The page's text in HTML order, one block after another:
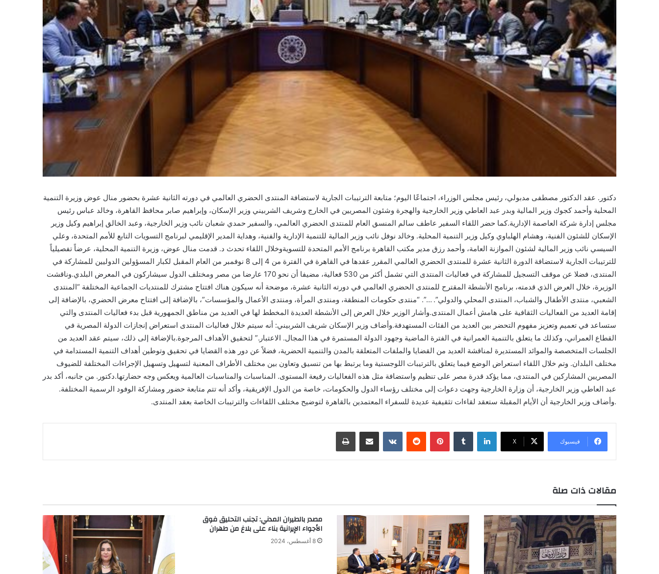
دكتور. عقد الدكتور مصطفى مدبولي، رئيس مجلس الوزراء، اجتماعًا اليوم؛ متابعة الترتيبات الجارية لاستضافة المنتدى الحضري العالمي في دورته الثانية عشرة بحضور منال عوض وزيرة التنمية
المحلية وأحمد كجوك وزير المالية وبدر عبد العاطي وزير الخارجية والهجرة وشئون المصريين في الخارج وشريف الشربيني وزير الإسكان، وإبراهيم صابر محافظ القاهرة، وخالد عباس رئيس
مجلس إدارة شركة العاصمة الإدارية.كما حضر اللقاء السفير عاطف سالم المنسق العام للمنتدى الحضري العالمي، والسفير حمدي شعبان نائب وزير الخارجية، وعبد الخالق إبراهيم وكيل وزير
الإسكان للشئون الفنية، وهشام الهلباوي وكيل وزير التنمية المحلية. وخالد نوفل نائب وزير المالية للتنمية الإدارية والفنية، وهداية المدير الإقليمي لبرنامج التسويات التابع للأمم المتحدة، وعلي
السيسي نائب وزير المالية لشئون الموازنة العامة، وأحمد رزق مدير مكتب القاهرة برنامج الأمم المتحدة للتسويةوخلال اللقاء تحدث د. قدمت منال عوض، وزيرة التنمية المحلية، عرضاً تفصيلياً
للترتيبات الجارية لاستضافة الدورة الثانية عشرة للمنتدى الحضري العالمي المقرر عقدها في القاهرة في الفترة من 4 إلى 8 نوفمبر من العام المقبل لكبار المسؤولين الدوليين للمشاركة في
المنتدى، فضلا عن موقف التسجيل للمشاركة في فعاليات المنتدى التي تشمل أكثر من 530 فعالية، مضيفا أن نحو 170 عارضا من مصر ومختلف الدول سيشاركون في المعرض البلدي.وناقشت
الوزيرة، خلال العرض الذي قدمته، برنامج الأنشطة المقترح للمنتدى الحضري العالمي في دورته الثانية عشرة، موضحة أنه سيكون هناك افتتاح مشترك للمنتديات الجماعية المختلفة “المنتدى
الشعبي، منتدى الأطفال والشباب، المنتدى المحلي والدولي”. …”. “منتدى حكومات المنطقة، ومنتدى المرأة، ومنتدى الأعمال والمؤسسات”، بالإضافة إلى افتتاح معرض الحضري، بالإضافة إلى
إقامة العديد من الفعاليات الثقافية على هامش أعمال المنتدى.وأشار الوزير خلال العرض إلى الأنشطة العديدة المخطط لها في العديد من مناطق الجمهورية قبل بدء فعاليات المنتدى والتي
ستساعد في تعميم وتعزيز مفهوم التحضر بين العديد من الفئات المستهدفة.وأضاف وزير الإسكان شريف الشربيني: أنه سيتم خلال فعاليات المنتدى استعراض إنجازات الدولة المصرية في
القطاع العمراني، وكذلك ما يتعلق بالتنمية العمرانية في الفترة الماضية وجهود الدولة المستمرة في هذا المجال. الاعتبار.” لتحقيق الأهداف المرجوة.بالإضافة إلى ذلك، سيتم عقد العديد من
الجلسات المتخصصة والموائد المستديرة لمناقشة العديد من القضايا والملفات المتعلقة بالمدن والتنمية الحضرية، فضلاً عن دور هذه القضايا في تحقيق وتوطين أهداف التنمية المستدامة في
مختلف البلدان. وتم خلال اللقاء استعراض الوضع فيما يتعلق بالترتيبات اللوجستية وما يرتبط بها من تنسيق وتعاون بين مختلف الأطراف المعنية لتسهيل وتسهيل الإجراءات المختلفة للضيوف
المصريين المشاركين في المنتدى، مما يؤكد قدرة مصر على تنظيم واستضافة مثل هذه الفعاليات رفيعة المستوى. المناسبات والمناسبات العالمية ويعكس وجه حضارتها.دكتور. من جانبه، أكد بدر
عبد العاطي وزير الخارجية، أن وزارة الخارجية وجهت دعوات إلى مختلف رؤساء الدول والحكومات، خاصة من الدول الإفريقية، وأكد أنه تتم متابعة حضور ومشاركة الوفود الرسمية المختلفة.
.وأضاف وزير الخارجية أن الأيام المقبلة ستعقد لقاءات تثقيفية عديدة للسفراء المعتمدين بالقاهرة لتوضيح مختلف اللقاءات والترتيبات الخاصة بعقد المنتدى.
فيسبوك X
لينكدإن بينتيريست مشاركة عبر البريد طباعة
مقالات ذات صلة
مصدر بالطيران المدني: تجنب التحليق فوق
الأجواء الإيرانية بناء على بلاغ من طهران
8 أغسطس، 2024